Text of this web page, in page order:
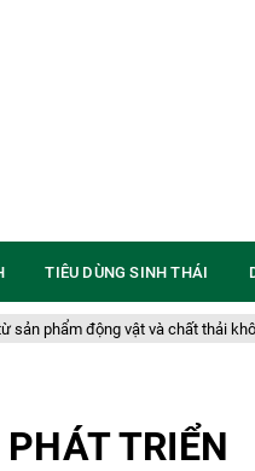
vật và chất thải không rõ nguồn gốc
TIÊU DÙNG SINH THÁI
TRIỂN